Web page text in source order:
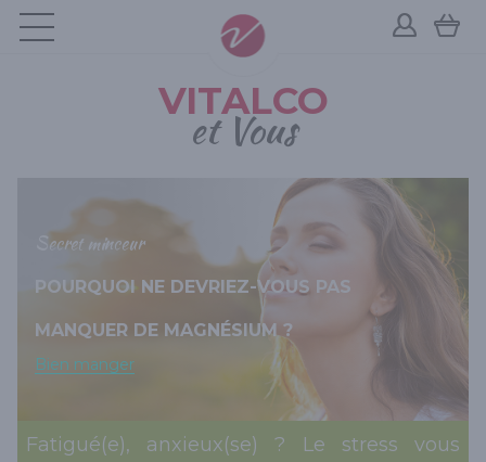
VITALCO
et Vous
Secret minceur
POURQUOI NE DEVRIEZ-VOUS PAS
MANQUER DE MAGNÉSIUM ?
Bien manger
Fatigué(e), anxieux(se) ? Le stress vous